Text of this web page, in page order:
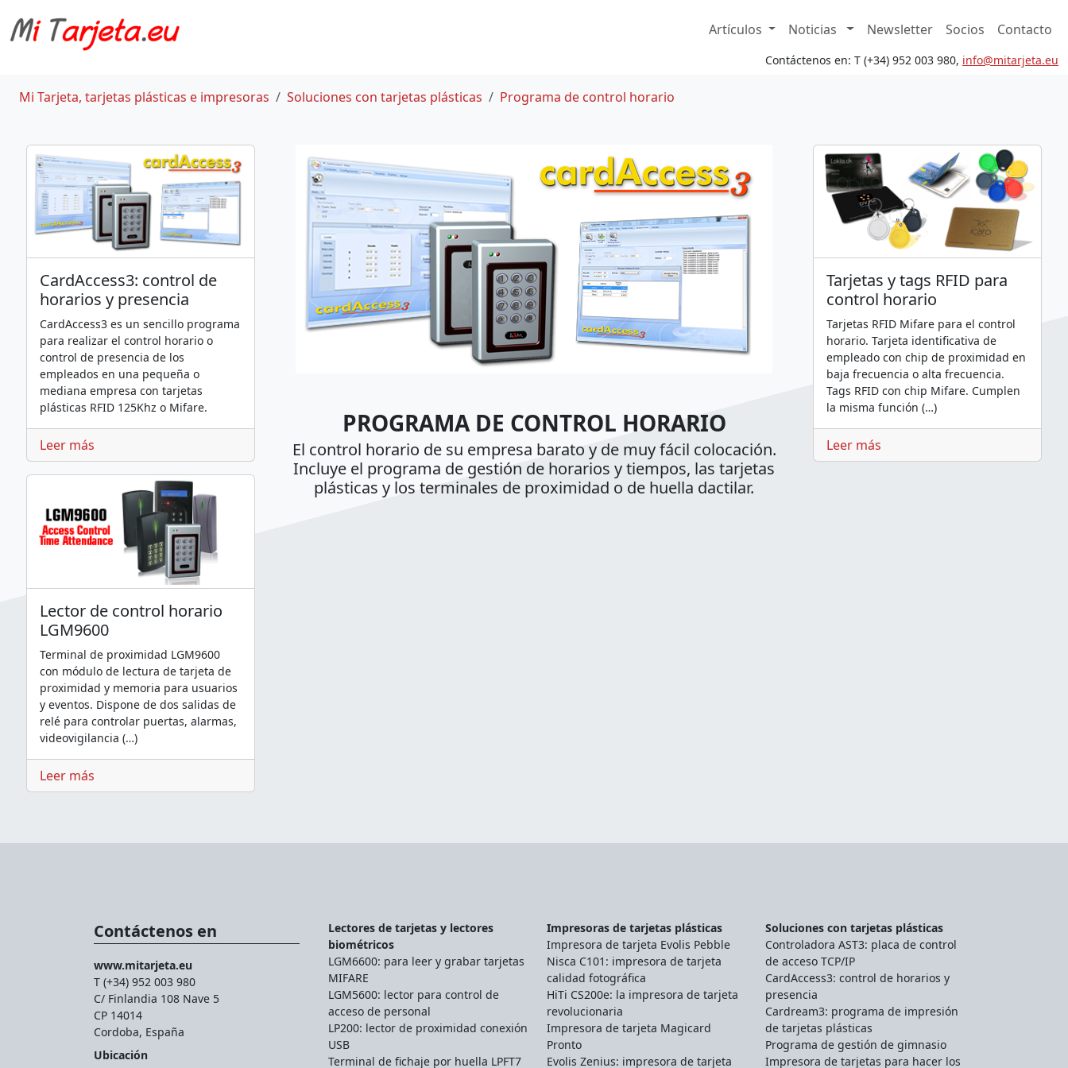
Artículos Noticias Newsletter Socios Contacto
Contáctenos en: T (+34) 952 003 980, info@mitarjeta.eu
Mi Tarjeta, tarjetas plásticas e impresoras Soluciones con tarjetas plásticas Programa de control horario
PROGRAMA DE CONTROL HORARIO
El control horario de su empresa barato y de muy fácil colocación.
Incluye el programa de gestión de horarios y tiempos, las tarjetas
plásticas y los terminales de proximidad o de huella dactilar.
CardAccess3: control de
horarios y presencia
CardAccess3 es un sencillo programa
para realizar el control horario o
control de presencia de los
empleados en una pequeña o
mediana empresa con tarjetas
plásticas RFID 125Khz o Mifare.
Leer más
Lector de control horario
LGM9600
Terminal de proximidad LGM9600
con módulo de lectura de tarjeta de
proximidad y memoria para usuarios
y eventos. Dispone de dos salidas de
relé para controlar puertas, alarmas,
videovigilancia (…)
Leer más
Tarjetas y tags RFID para
control horario
Tarjetas RFID Mifare para el control
horario. Tarjeta identificativa de
empleado con chip de proximidad en
baja frecuencia o alta frecuencia.
Tags RFID con chip Mifare. Cumplen
la misma función (…)
Leer más
Contáctenos en
www.mitarjeta.eu
T (+34) 952 003 980
C/ Finlandia 108 Nave 5
CP 14014
Cordoba, España
Ubicación
Lectores de tarjetas y lectores
biométricos
LGM6600: para leer y grabar tarjetas
MIFARE
LGM5600: lector para control de
acceso de personal
LP200: lector de proximidad conexión
USB
Terminal de fichaje por huella LPFT7
Impresoras de tarjetas plásticas
Impresora de tarjeta Evolis Pebble
Nisca C101: impresora de tarjeta
calidad fotográfica
HiTi CS200e: la impresora de tarjeta
revolucionaria
Impresora de tarjeta Magicard
Pronto
Evolis Zenius: impresora de tarjeta
Soluciones con tarjetas plásticas
Controladora AST3: placa de control
de acceso TCP/IP
CardAccess3: control de horarios y
presencia
Cardream3: programa de impresión
de tarjetas plásticas
Programa de gestión de gimnasio
Impresora de tarjetas para hacer los